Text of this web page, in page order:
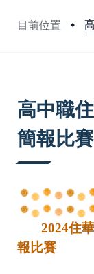
目前位置
高中職
簡報比賽
2024住華
報比賽